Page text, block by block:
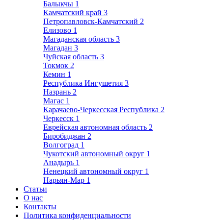
Балыкчы 1
Камчатский край 3
Петропавловск-Камчатский 2
Елизово 1
Магаданская область 3
Магадан 3
Чуйская область 3
Токмок 2
Кемин 1
Республика Ингушетия 3
Назрань 2
Магас 1
Карачаево-Черкесская Республика 2
Черкесск 1
Еврейская автономная область 2
Биробиджан 2
Волгоград 1
Чукотский автономный округ 1
Анадырь 1
Ненецкий автономный округ 1
Нарьян-Мар 1
Статьи
О нас
Контакты
Политика конфиденциальности